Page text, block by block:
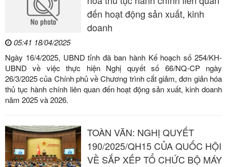
đến hoạt động sản xuất, kinh
doanh
05:41 18/04/2025
Ngày 16/4/2025, UBND tỉnh đã ban hành Kế hoạch số 254/KH-
UBND về việc thực hiện Nghị quyết số 66/NQ-CP ngày
26/3/2025 của Chính phủ về Chương trình cắt giảm, đơn giản hóa
thủ tục hành chính liên quan đến hoạt động sản xuất, kinh doanh
năm 2025 và 2026.
TOÀN VĂN: NGHỊ QUYẾT
190/2025/QH15 CỦA QUỐC HỘI
VỀ SẮP XẾP TỔ CHỨC BỘ MÁY